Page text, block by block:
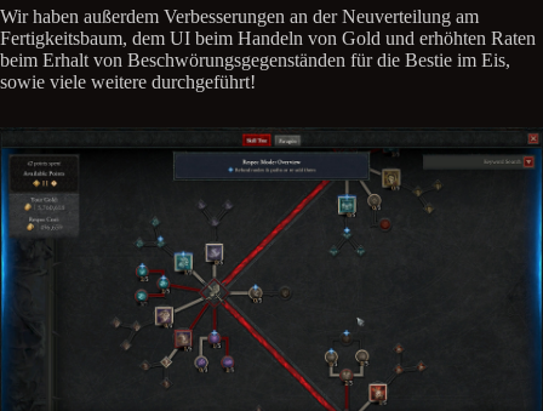
Wir haben außerdem Verbesserungen an der Neuverteilung am
Fertigkeitsbaum, dem UI beim Handeln von Gold und erhöhten Raten
beim Erhalt von Beschwörungsgegenständen für die Bestie im Eis,
sowie viele weitere durchgeführt!